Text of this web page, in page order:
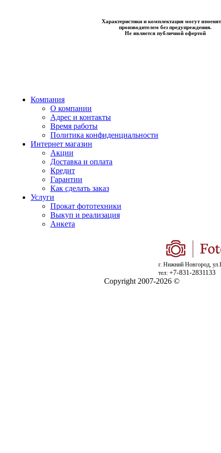
Характеристики и комплектация могут
производителем без предупреждения.
Не является публичной офертой
Компания
О компании
Адрес и контакты
Время работы
Политика конфиденциальности
Интернет магазин
Акции
Доставка и оплата
Кредит
Гарантии
Как сделать заказ
Услуги
Прокат фототехники
Выкуп и реализация
Анкета
г. Нижний Новгород,
тел: +7-831-2831133
Copyright 2007-2026 ©